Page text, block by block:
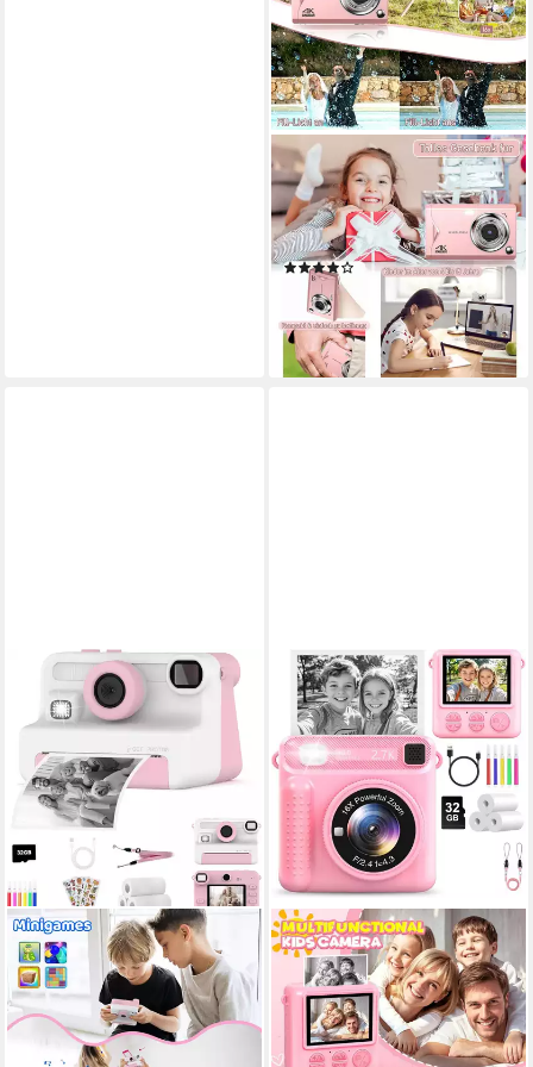
FINE LIFE PRO
Kompaktkamera
48 MP Auflösung Foto
FHD 1920*1080, HD 1280*720, VGA 640*480
(14)
64,99 €
lieferbar - in 3-4 Werktagen bei dir